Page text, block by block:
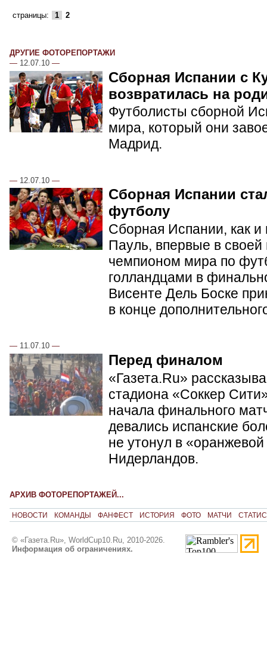
страницы: 1 2
ДРУГИЕ ФОТОРЕПОРТАЖИ
— 12.07.10 —
Сборная Испании с
возвратилась на
Футболисты сборной
мира, который они
Мадрид.
— 12.07.10 —
Сборная Испании
футболу
Сборная Испании, как и
Пауль, впервые в своей
чемпионом мира по
голландцами в
Висенте Дель Боске
в конце
— 11.07.10 —
Перед финалом
«Газета.Ru»
стадиона «Соккер
начала финального
девались испанские
не утонул в
Нидерландов.
АРХИВ ФОТОРЕПОРТАЖЕЙ...
НОВОСТИ КОМАНДЫ ФАНФЕСТ ИСТОРИЯ ФОТО МАТЧИ
© «Газета.Ru», WorldCup10.Ru, 2010-2026.
Информация об ограничениях.